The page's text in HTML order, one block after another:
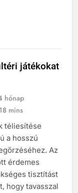
játékokat
hónap
18 mins
téliesítése
a hosszú
Az
érdemes
tisztítást
hogy tavasszal